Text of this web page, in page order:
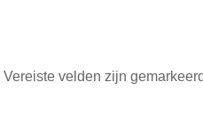
Vereiste velden zijn